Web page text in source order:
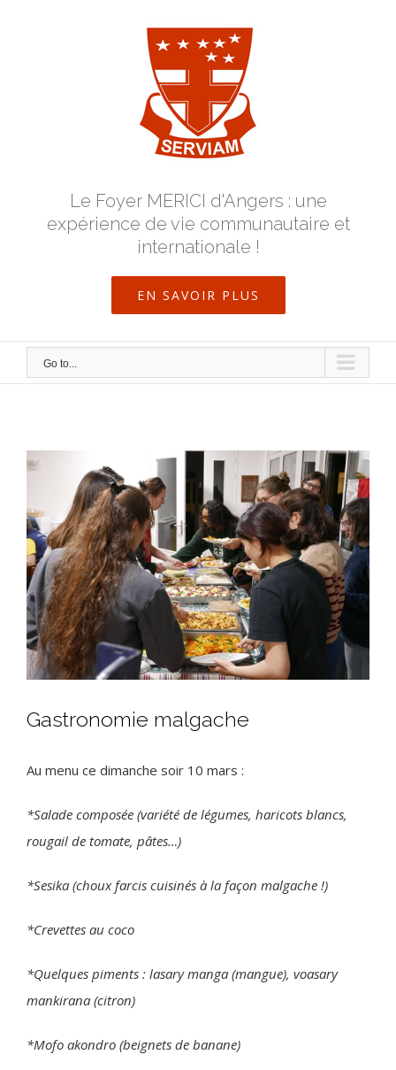
Le Foyer MERICI d'Angers : une
expérience de vie communautaire et
internationale !
EN SAVOIR PLUS
Go to...
View
Image
Gastronomie malgache
Au menu ce dimanche soir 10 mars :
*Salade composée (variété de légumes, haricots blancs,
rougail de tomate, pâtes…)
*Sesika (choux farcis cuisinés à la façon malgache !)
*Crevettes au coco
*Quelques piments : lasary manga (mangue), voasary
mankirana (citron)
*Mofo akondro (beignets de banane)